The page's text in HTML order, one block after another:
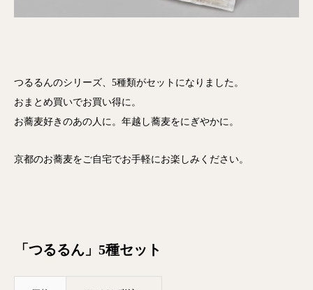
つるるんのシリーズ、5種類がセットになりました。
おまとめ買いでお買い得に。
お蕎麦好きのあの人に。年越し蕎麦をにぎやかに。
京都のお蕎麦をご自宅でお手軽にお楽しみください。
「つるるん」5種セット